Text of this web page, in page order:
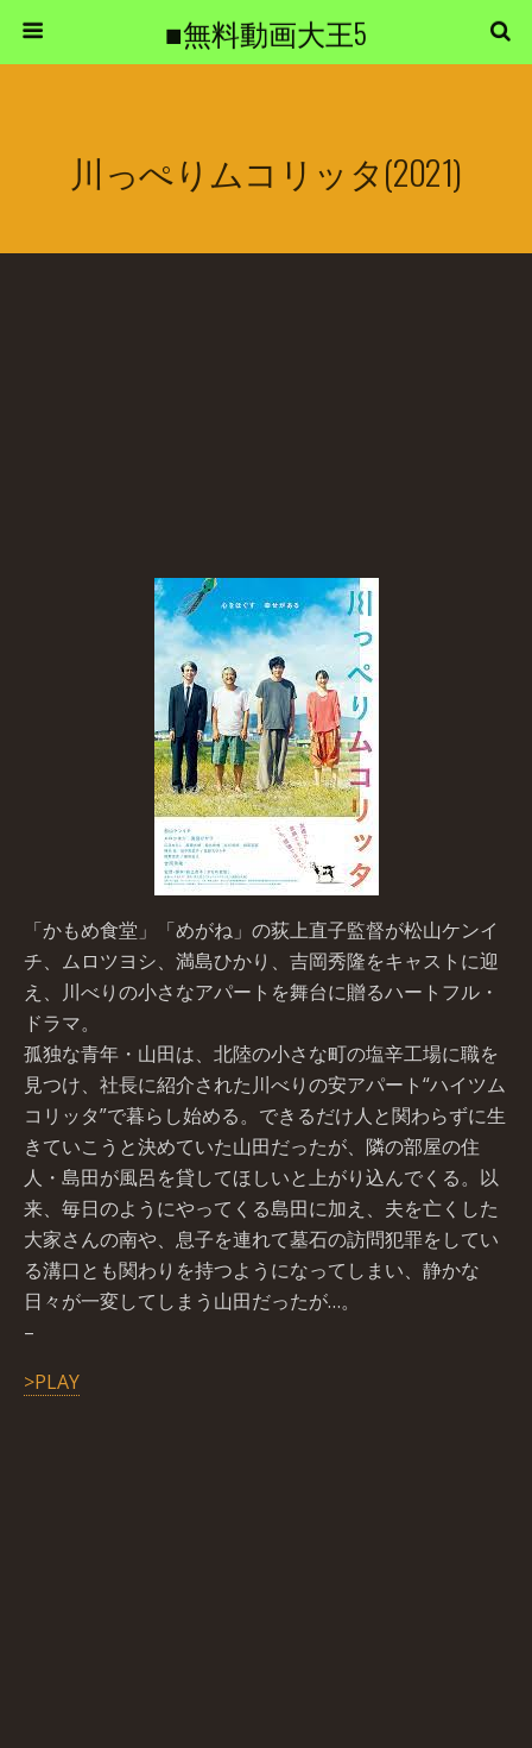
■無料動画大王5
川っぺりムコリッタ(2021)
「かもめ食堂」「めがね」の荻上直子監督が松山ケンイ
チ、ムロツヨシ、満島ひかり、吉岡秀隆をキャストに迎
え、川べりの小さなアパートを舞台に贈るハートフル・
ドラマ。
孤独な青年・山田は、北陸の小さな町の塩辛工場に職を
見つけ、社長に紹介された川べりの安アパート“ハイツム
コリッタ”で暮らし始める。できるだけ人と関わらずに生
きていこうと決めていた山田だったが、隣の部屋の住
人・島田が風呂を貸してほしいと上がり込んでくる。以
来、毎日のようにやってくる島田に加え、夫を亡くした
大家さんの南や、息子を連れて墓石の訪問犯罪をしてい
る溝口とも関わりを持つようになってしまい、静かな
日々が一変してしまう山田だったが…。
–
>PLAY